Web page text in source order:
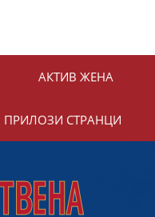
АКТИВ ЖЕНА
ПРИЛОЗИ СТРАНЦИ